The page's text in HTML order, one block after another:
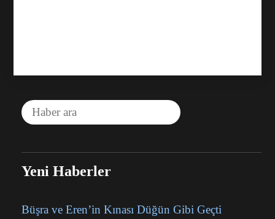
Yeni Haberler
Büşra ve Eren’in Kınası Düğün Gibi Geçti